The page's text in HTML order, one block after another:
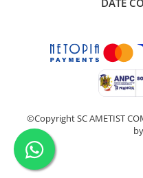
©Copyright SC AMETIST